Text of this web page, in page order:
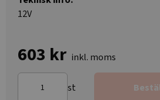
12V
603 kr inkl. moms
st